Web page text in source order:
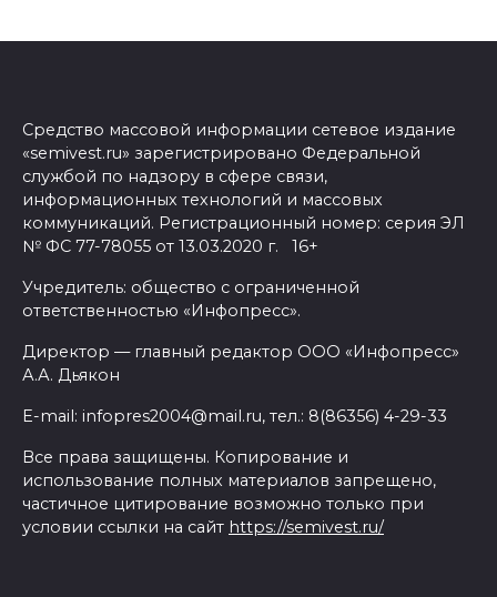
Средство массовой информации сетевое издание
«semivest.ru» зарегистрировано Федеральной
службой по надзору в сфере связи,
информационных технологий и массовых
коммуникаций. Регистрационный номер: серия ЭЛ
№ ФС 77-78055 от 13.03.2020 г. 16+
Учредитель: общество с ограниченной
ответственностью «Инфопресс».
Директор — главный редактор ООО «Инфопресс»
А.А. Дьякон
E-mail: infopres2004@mail.ru, тел.: 8(86356) 4-29-33
Все права защищены. Копирование и
использование полных материалов запрещено,
частичное цитирование возможно только при
условии ссылки на сайт https://semivest.ru/